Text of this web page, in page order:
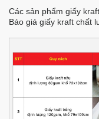
Các sản phẩm giấy
Báo giá giấy kraft chất